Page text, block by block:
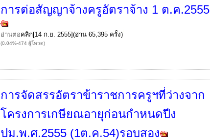
การต่อสัญญาจ้างครูอัตราจ้าง 1 ต.ค.2555
อ่านต่อคลิก[14 ก.ย. 2555](อ่าน 65,395 ครั้ง)
(0.04%-474 ผู้โหวต)
การจัดสรรอัตราข้าราชการครูฯที่ว่างจาก
โครงการเกษียณอายุก่อนกำหนดปีง
ปม.พ.ศ.2555 (1ต.ค.54)รอบสอง